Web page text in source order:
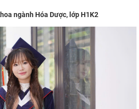
ngành Hóa Dược, lớp H1K2